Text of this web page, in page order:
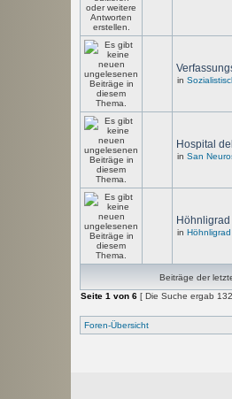
in
Hospital
in San
Höhnligrad
in Höhnligrad
Beiträge der
Seite 1 von 6 [ Die Suche ergab
Foren-Übersicht